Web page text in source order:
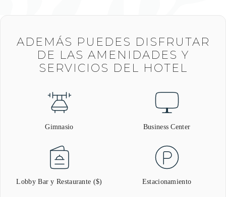
ADEMÁS PUEDES DISFRUTAR
DE LAS AMENIDADES Y
SERVICIOS DEL HOTEL
Gimnasio Business Center
Lobby Bar y Restaurante ($) Estacionamiento